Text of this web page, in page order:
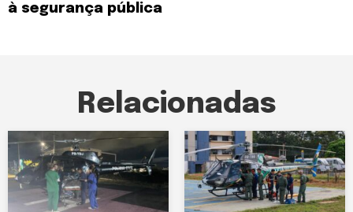
à segurança pública
Relacionadas